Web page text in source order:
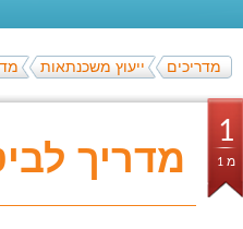
מדריכים ייעוץ משכנתאות
מדריך
1
מ 1